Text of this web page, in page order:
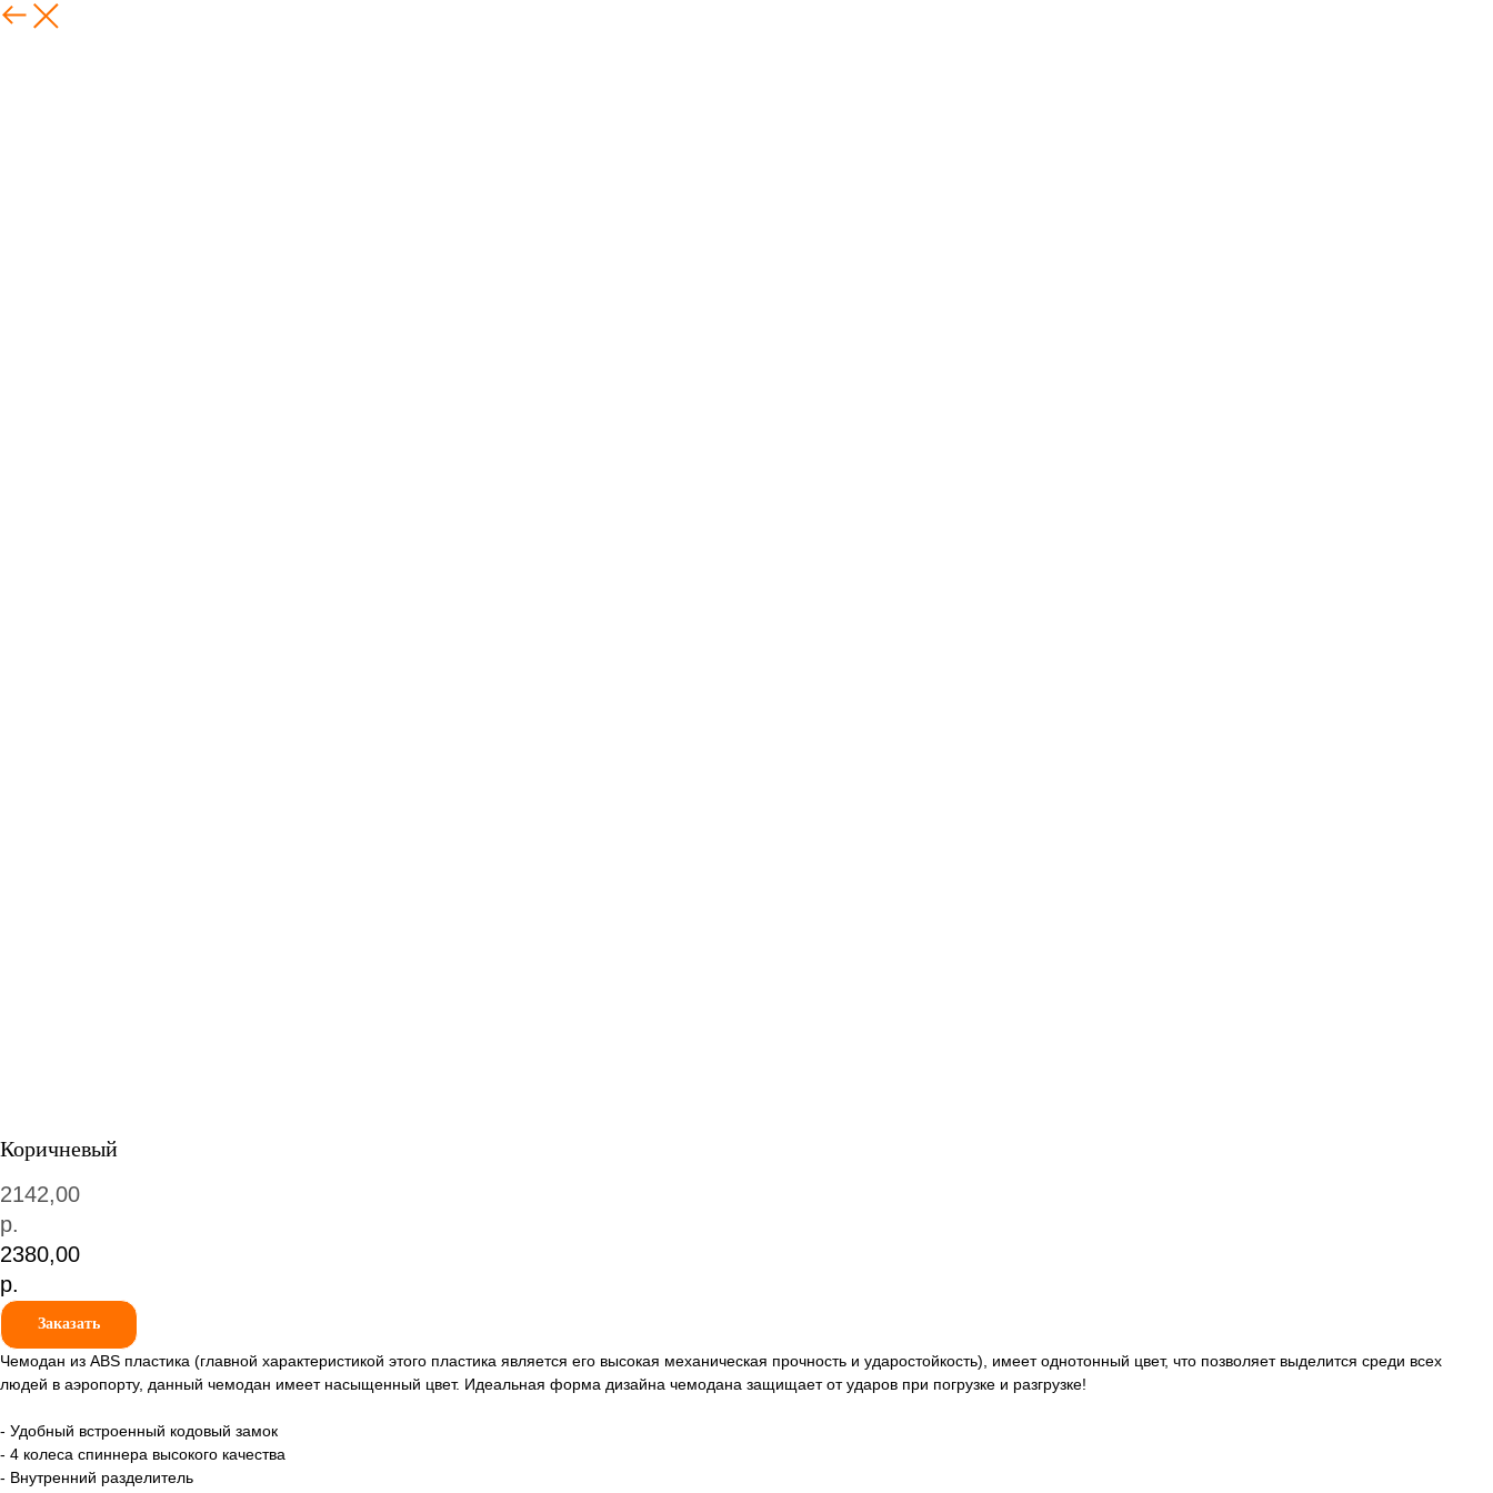
Коричневый
2142,00
р.
2380,00
р.
Заказать
Чемодан из ABS пластика (главной характеристикой этого пластика является его высокая механическая прочность и ударостойкость), имеет однотонный цвет, что позволяет выделится среди всех
людей в аэропорту, данный чемодан имеет насыщенный цвет. Идеальная форма дизайна чемодана защищает от ударов при погрузке и разгрузке!
- Удобный встроенный кодовый замок
- 4 колеса спиннера высокого качества
- Внутренний разделитель